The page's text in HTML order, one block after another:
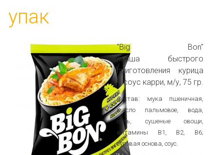
упак
"Big Bon"
лапша быстрого
приготовления курица
+ соус карри, м/у, 75 гр.
Состав: мука пшеничная,
масло пальмовое, вода,
соль, сушеные овощи,
витамины B1, B2, B6;
суповая основа, соус.